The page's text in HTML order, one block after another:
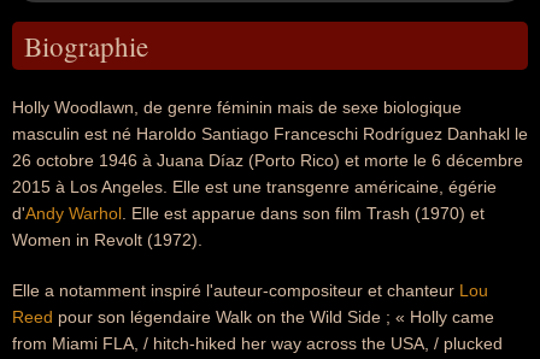
Biographie
Holly Woodlawn, de genre féminin mais de sexe biologique
masculin est né Haroldo Santiago Franceschi Rodríguez Danhakl le
26 octobre 1946 à Juana Díaz (Porto Rico) et morte le 6 décembre
2015 à Los Angeles. Elle est une transgenre américaine, égérie
d'Andy Warhol . Elle est apparue dans son film Trash (1970) et
Women in Revolt (1972).
Elle a notamment inspiré l'auteur-compositeur et chanteur Lou
Reed pour son légendaire Walk on the Wild Side ; « Holly came
from Miami FLA, / hitch-hiked her way across the USA, / plucked